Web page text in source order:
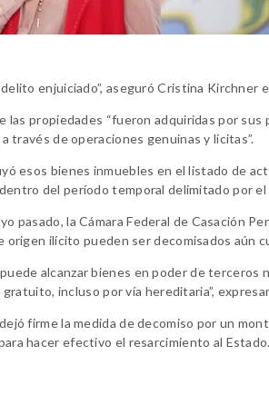
enjuiciado”, aseguró Cristina
las propiedades “fueron adquiridas por
través de operaciones genuinas y lícitas”.
esos bienes inmuebles en el listado de
del período temporal delimitado por el
pasado, la Cámara Federal de Casación
origen ilícito pueden ser decomisados aún
puede alcanzar bienes en poder de
incluso por vía hereditaria”,
firme la medida de decomiso por un
hacer efectivo el resarcimiento al Estado.